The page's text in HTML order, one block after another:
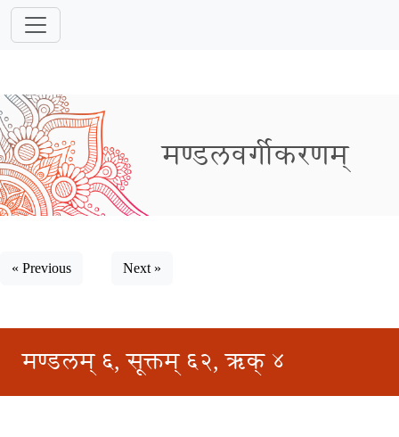
मण्डलवर्गीकरणम्
« Previous Next »
मण्डलम् ६, सूक्तम् ६२, ऋक् ४